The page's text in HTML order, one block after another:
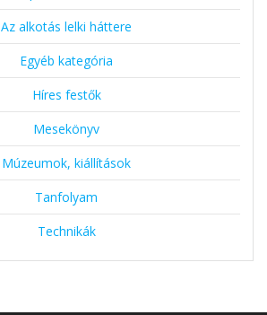
Az alkotás lelki háttere
Egyéb kategória
Híres festők
Mesekönyv
Múzeumok, kiállítások
Tanfolyam
Technikák